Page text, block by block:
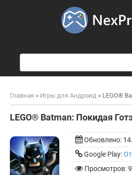
о
и
к
Главная » Игры для Андроид » LEGO®
LEGO® Batman: Покидая
Обновлено:
Google Play:
Просмотров: